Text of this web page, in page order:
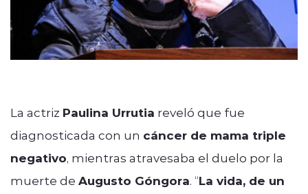
La actriz Paulina Urrutia reveló que fue
diagnosticada con un cáncer de mama triple
negativo, mientras atravesaba el duelo por la
muerte de Augusto Góngora. “La vida, de un